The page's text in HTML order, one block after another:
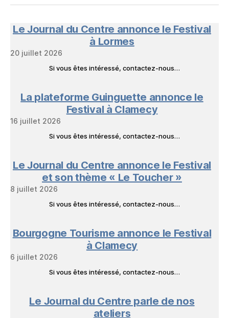
NeL
à
Livres
Le Journal du Centre annonce le Festival
à Lormes
20 juillet 2026
Si vous êtes intéressé, contactez-nous…
La plateforme Guinguette annonce le
Festival à Clamecy
16 juillet 2026
Si vous êtes intéressé, contactez-nous…
Le Journal du Centre annonce le Festival
et son thème « Le Toucher »
8 juillet 2026
Si vous êtes intéressé, contactez-nous…
Bourgogne Tourisme annonce le Festival
à Clamecy
6 juillet 2026
Si vous êtes intéressé, contactez-nous…
Le Journal du Centre parle de nos
ateliers